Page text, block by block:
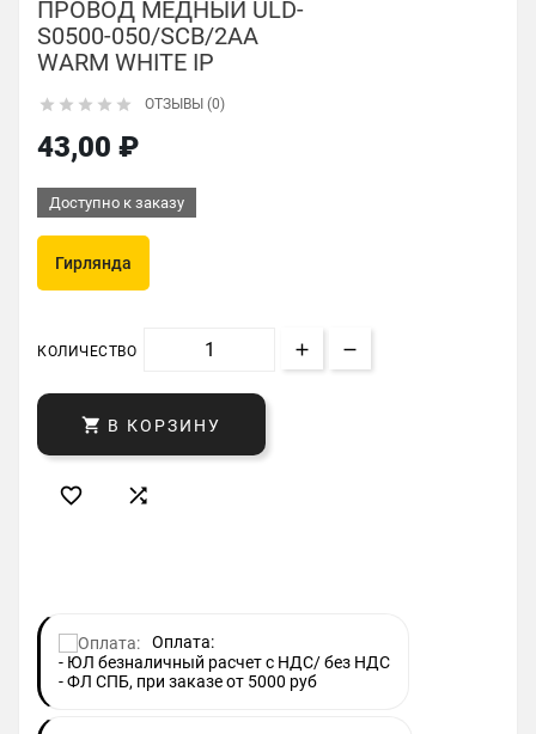
ПРОВОД МЕДНЫЙ ULD-
S0500-050/SCB/2AA
WARM WHITE IP
     ОТЗЫВЫ (0)
43,00 ₽
Доступно к заказу
Гирлянда
КОЛИЧЕСТВО
 В КОРЗИНУ
 
Оплата:
- ЮЛ безналичный расчет с НДС/ без НДС
- ФЛ СПБ, при заказе от 5000 руб